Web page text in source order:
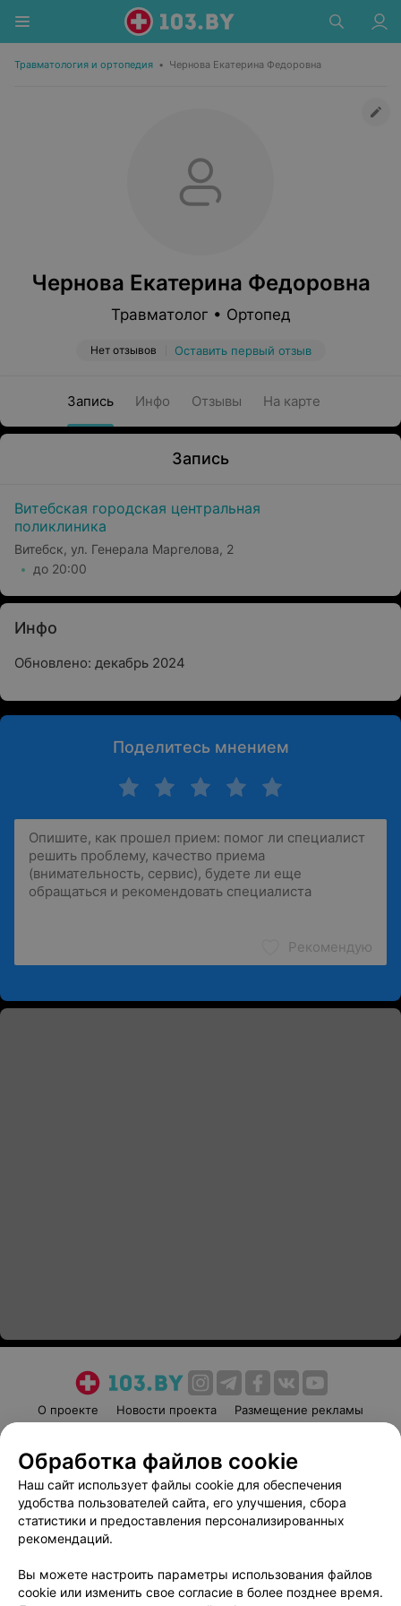
Травматология и ортопедия • Чернова Екатерина Федоровна
Чернова Екатерина Федоровна
Травматолог • Ортопед
Нет отзывов Оставить первый отзыв
Запись Инфо Отзывы На карте
Запись
Витебская городская центральная
поликлиника
Витебск, ул. Генерала Маргелова, 2
до 20:00
Инфо
Обновлено: декабрь 2024
Поделитесь мнением
Рекомендую
О проекте Новости проекта
Размещение рекламы
Пользовательское соглашение
Способы оплаты
Вакансии
Партнеры
Написать руководителю 103.by
Обработка персональных данных
Обработка файлов cookie
Наш сайт использует файлы cookie для обеспечения
удобства пользователей сайта, его улучшения, сбора
статистики и предоставления персонализированных
рекомендаций.
Вы можете настроить параметры использования файлов
cookie или изменить свое согласие в более позднее время.